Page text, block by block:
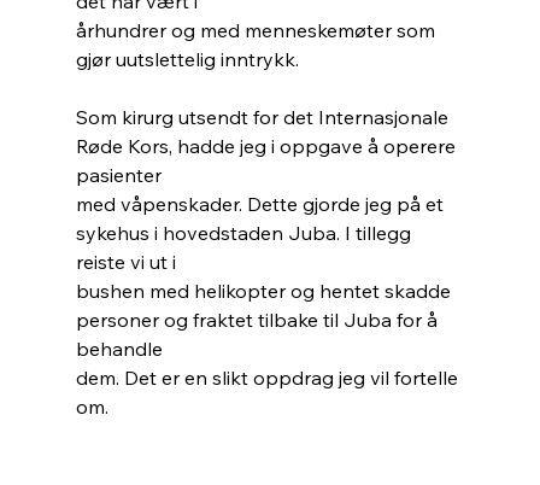
århundrer og med menneskemøter som
gjør uutslettelig inntrykk.
Som kirurg utsendt for det Internasjonale
Røde Kors, hadde jeg i oppgave å operere
pasienter
med våpenskader. Dette gjorde jeg på et
sykehus i hovedstaden Juba. I tillegg
reiste vi ut i
bushen med helikopter og hentet skadde
personer og fraktet tilbake til Juba for å
behandle
dem. Det er en slikt oppdrag jeg vil fortelle
om.